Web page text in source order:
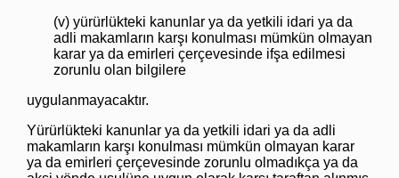
(v) yürürlükteki kanunlar ya da yetkili idari ya da
adli makamların karşı konulması mümkün olmayan
karar ya da emirleri çerçevesinde ifşa edilmesi
zorunlu olan bilgilere
uygulanmayacaktır.
Yürürlükteki kanunlar ya da yetkili idari ya da adli
makamların karşı konulması mümkün olmayan karar
ya da emirleri çerçevesinde zorunlu olmadıkça ya da